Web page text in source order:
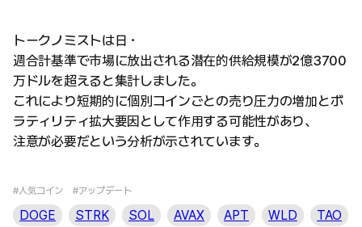
トークノミストは日・
週合計基準で市場に放出される潜在的供給規模が2億3700
万ドルを超えると集計しました。
これにより短期的に個別コインごとの売り圧力の増加とボ
ラティリティ拡大要因として作用する可能性があり、
注意が必要だという分析が示されています。
#人気コイン #アップデート
DOGE STRK SOL AVAX APT WLD TAO